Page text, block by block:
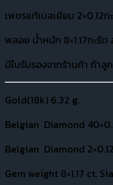
เพชรแท้เบลเยียม 2×0.12ก
พลอย น้ำหนัก 8×1.17กะรัต
มีใบรับรองจากร้านค้า ถ้าลู
Gold(18k) 6.32 g.
Belgian Diamond
Belgian Diamond
Gem weight 8×1.17 ct.